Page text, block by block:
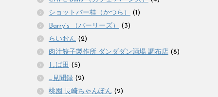
ショットバー桂（かつら）
(1)
Barry's （バーリーズ）
(3)
らいおん (2)
肉汁餃子製作所 ダンダダン酒場 調布店 (8)
しば田 (5)
_見聞録 (2)
桃園 長崎ちゃんぽん (2)